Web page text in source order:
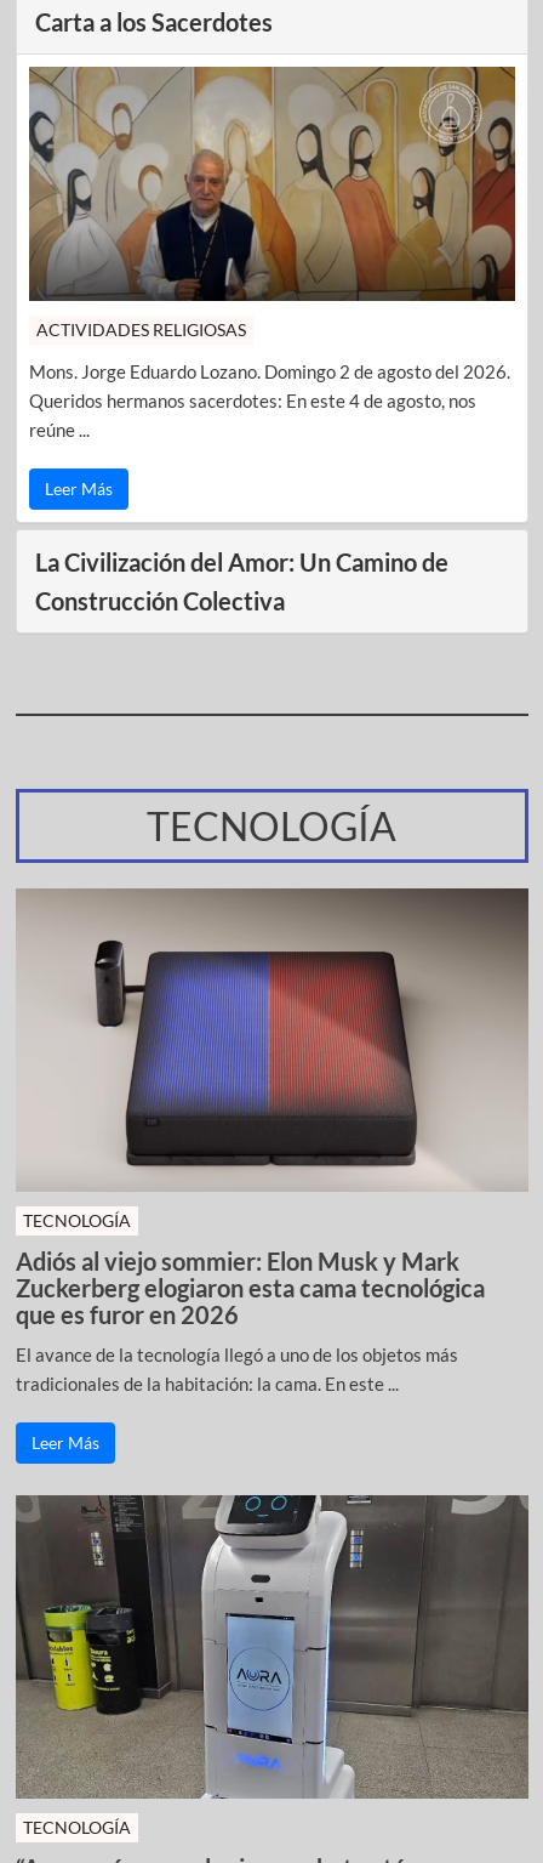
Carta a los Sacerdotes
ACTIVIDADES RELIGIOSAS
Mons. Jorge Eduardo Lozano. Domingo 2 de agosto del 2026.
Queridos hermanos sacerdotes: En este 4 de agosto, nos
reúne ...
Leer Más
La Civilización del Amor: Un Camino de
Construcción Colectiva
TECNOLOGÍA
TECNOLOGÍA
Adiós al viejo sommier: Elon Musk y Mark
Zuckerberg elogiaron esta cama tecnológica
que es furor en 2026
El avance de la tecnología llegó a uno de los objetos más
tradicionales de la habitación: la cama. En este ...
Leer Más
TECNOLOGÍA